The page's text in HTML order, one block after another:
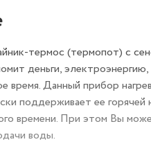
термос (термопот) с
деньги,
время. Данный прибор
поддерживает ее горячей
времени. При этом Вы
воды.